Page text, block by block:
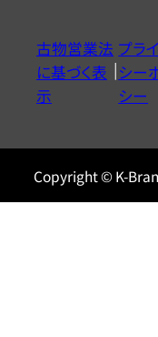
ヤ
ル
古物営業法
に基づく表
示
プラ
シー
シー
Copyright © K-